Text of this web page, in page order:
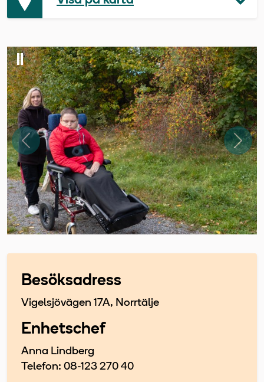
Föregående
Besöksadress
Vigelsjövägen 17A, Norrtälje
Enhetschef
Anna Lindberg
Telefon: 08-123 270 40